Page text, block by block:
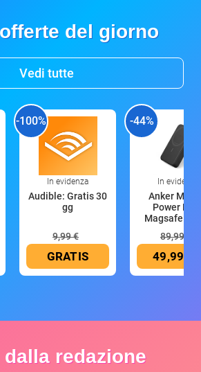
del giorno
Vedi tutte
-100%
In evidenza
Audible: Gratis 30
gg
9,99 €
GRATIS
-44%
In evidenza
Anker
Power
Magsafe
89,99 €
49,99 €
redazione